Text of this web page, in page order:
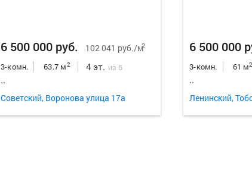
6 500 000 руб. 102 041 руб./м2
3-комн. 63.7 м2 4 эт. из 5
..
Советский, Воронова улица 17а
6 500 000
3-комн. 61 м2
..
Ленинский,